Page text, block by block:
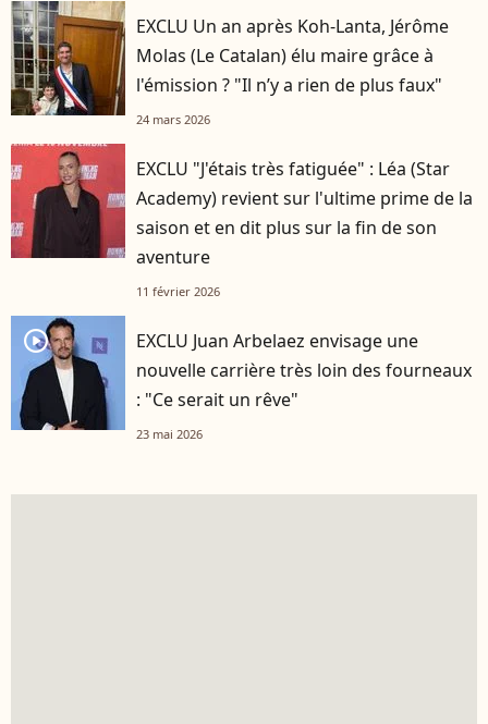
EXCLU Un an après Koh-Lanta, Jérôme
Molas (Le Catalan) élu maire grâce à
l'émission ? "Il n’y a rien de plus faux"
24 mars 2026
EXCLU "J'étais très fatiguée" : Léa (Star
Academy) revient sur l'ultime prime de la
saison et en dit plus sur la fin de son
aventure
11 février 2026
player2
EXCLU Juan Arbelaez envisage une
nouvelle carrière très loin des fourneaux
: "Ce serait un rêve"
23 mai 2026